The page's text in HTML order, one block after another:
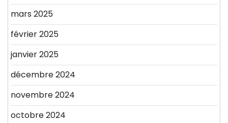
mars 2025
février 2025
janvier 2025
décembre 2024
novembre 2024
octobre 2024